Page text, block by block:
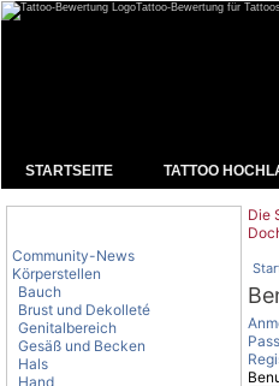
Tattoo-Bewertung für
STARTSEITE TATTOO
Community-News
Körperstellen
Bauch
Brust und Dekolleté
Genitalbereich
Gesäß und Becken
Hals
Hand
Die